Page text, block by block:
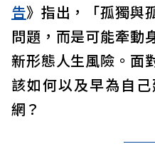
告》指出，「孤獨與
問題，而是可能牽動
新形態人生風險。面
該如何以及早為自
網？